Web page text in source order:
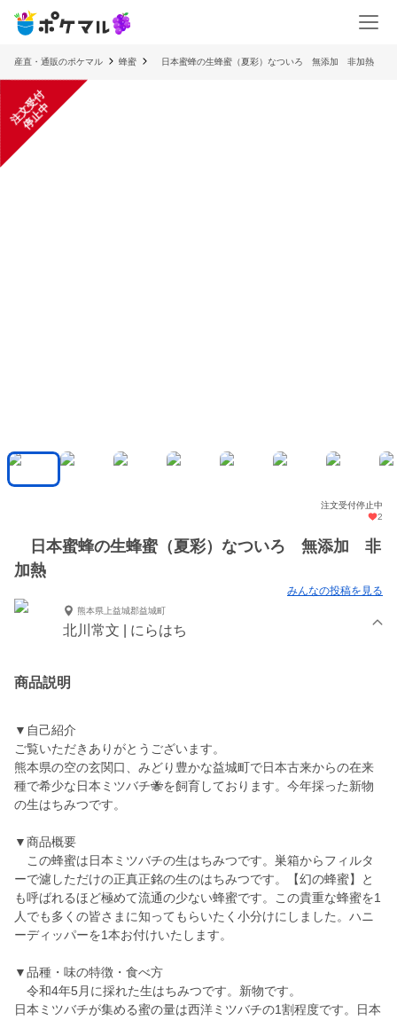
産直・通販のポケマル 蜂蜜 日本蜜蜂の生蜂蜜（夏彩）なついろ 無添加 非加熱
注
文
受
付
停
止
中
注文受付停止中
2
日本蜜蜂の生蜂蜜（夏彩）なついろ 無添加 非
加熱
みんなの投稿を見る
熊本県上益城郡益城町
北川常文 | にらはち
商品説明
▼自己紹介
ご覧いただきありがとうございます。
熊本県の空の玄関口、みどり豊かな益城町で日本古来からの在来
種で希少な日本ミツバチ🐝を飼育しております。今年採った新物
の生はちみつです。
▼商品概要
この蜂蜜は日本ミツバチの生はちみつです。巣箱からフィルタ
ーで濾しただけの正真正銘の生のはちみつです。【幻の蜂蜜】と
も呼ばれるほど極めて流通の少ない蜂蜜です。この貴重な蜂蜜を1
人でも多くの皆さまに知ってもらいたく小分けにしました。ハニ
ーディッパーを1本お付けいたします。
▼品種・味の特徴・食べ方
令和4年5月に採れた生はちみつです。新物です。
日本ミツバチが集める蜜の量は西洋ミツバチの1割程度です。日本